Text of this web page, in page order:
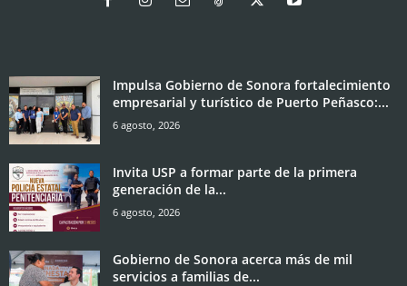
Impulsa Gobierno de Sonora fortalecimiento
empresarial y turístico de Puerto Peñasco:...
6 agosto, 2026
Invita USP a formar parte de la primera
generación de la...
6 agosto, 2026
Gobierno de Sonora acerca más de mil
servicios a familias de...